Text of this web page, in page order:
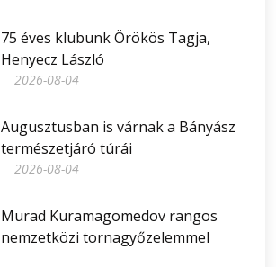
75 éves klubunk Örökös Tagja,
Henyecz László
2026-08-04
Augusztusban is várnak a Bányász
természetjáró túrái
2026-08-04
Murad Kuramagomedov rangos
nemzetközi tornagyőzelemmel